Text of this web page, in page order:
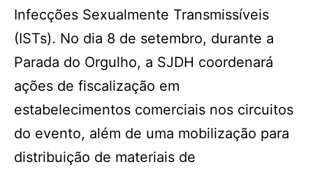
Infecções Sexualmente Transmissíveis
(ISTs). No dia 8 de setembro, durante a
Parada do Orgulho, a SJDH coordenará
ações de fiscalização em
estabelecimentos comerciais nos circuitos
do evento, além de uma mobilização para
distribuição de materiais de